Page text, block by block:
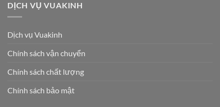
DỊCH VỤ VUAKINH
Dịch vụ Vuakinh
Chính sách vận chuyển
Chính sách chất lượng
Chính sách bảo mật